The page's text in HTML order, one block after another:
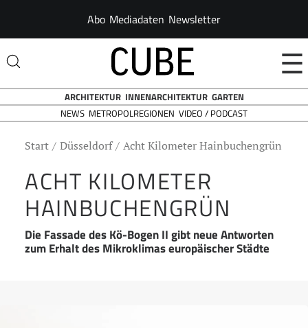
Abo Mediadaten Newsletter
☰
ARCHITEKTUR INNENARCHITEKTUR GARTEN
NEWS METROPOLREGIONEN VIDEO / PODCAST
Start Düsseldorf Acht Kilometer Hainbuchengrün
ACHT KILOMETER
HAINBUCHENGRÜN
Die Fassade des Kö-Bogen II gibt neue Antworten
zum Erhalt des Mikroklimas europäischer Städte